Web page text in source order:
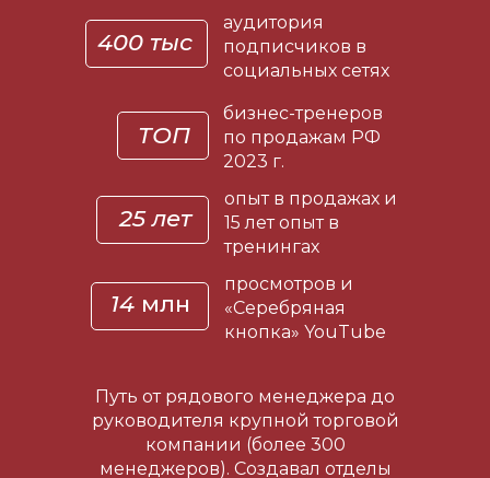
Путь от рядового менеджера до
руководителя крупной торговой
компании (более 300
менеджеров). Создавал отделы
аудитория
подписчиков в
социальных сетях
400 тыс
бизнес-тренеров
по продажам РФ
2023 г.
ТОП
опыт в продажах и
15 лет опыт в
тренингах
25 лет
просмотров и
«Серебряная
кнопка» YouTube
14 млн